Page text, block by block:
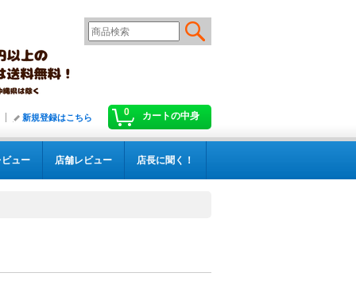
0 カートの中身
新規登録はこちら
ュー 店舗レビュー 店長に聞く！